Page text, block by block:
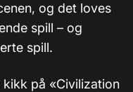
og det loves
spill – og
spill.
på «Civilization